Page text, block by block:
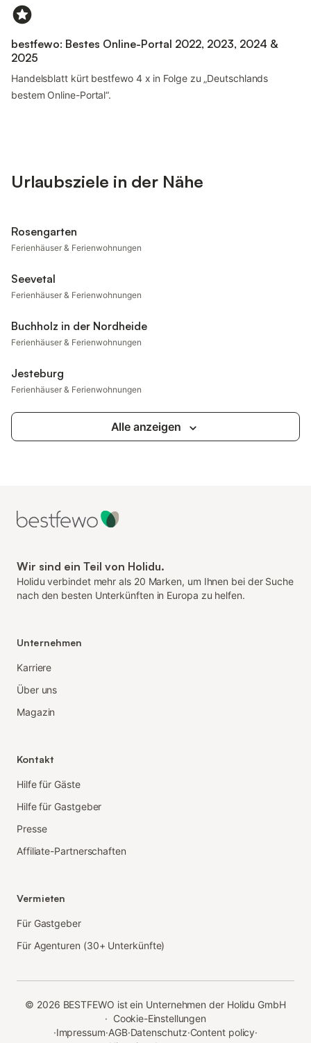
bestfewo: Bestes Online-Portal 2022, 2023, 2024 &
2025
Handelsblatt kürt bestfewo 4 x in Folge zu „Deutschlands
bestem Online-Portal“.
Urlaubsziele in der Nähe
Rosengarten
Ferienhäuser & Ferienwohnungen
Seevetal
Ferienhäuser & Ferienwohnungen
Buchholz in der Nordheide
Ferienhäuser & Ferienwohnungen
Jesteburg
Ferienhäuser & Ferienwohnungen
Alle anzeigen
Wir sind ein Teil von Holidu.
Holidu verbindet mehr als 20 Marken, um Ihnen bei der Suche
nach den besten Unterkünften in Europa zu helfen.
Unternehmen
Karriere
Über uns
Magazin
Kontakt
Hilfe für Gäste
Hilfe für Gastgeber
Presse
Affiliate-Partnerschaften
Vermieten
Für Gastgeber
Für Agenturen (30+ Unterkünfte)
© 2026 BESTFEWO ist ein Unternehmen der Holidu GmbH
· Cookie-Einstellungen
·Impressum·AGB·Datenschutz·Content policy·